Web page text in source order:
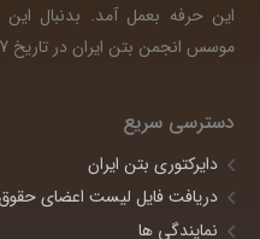
این حرفه بعمل آمد. بدنبال
موسس انجمن بتن ایران در تاریخ 78/11/27 با حضور
دسترسی سریع
دایرکتوری بتن ایران
دریافت فایل لیست اعضای حقوق
نمایندگی ها